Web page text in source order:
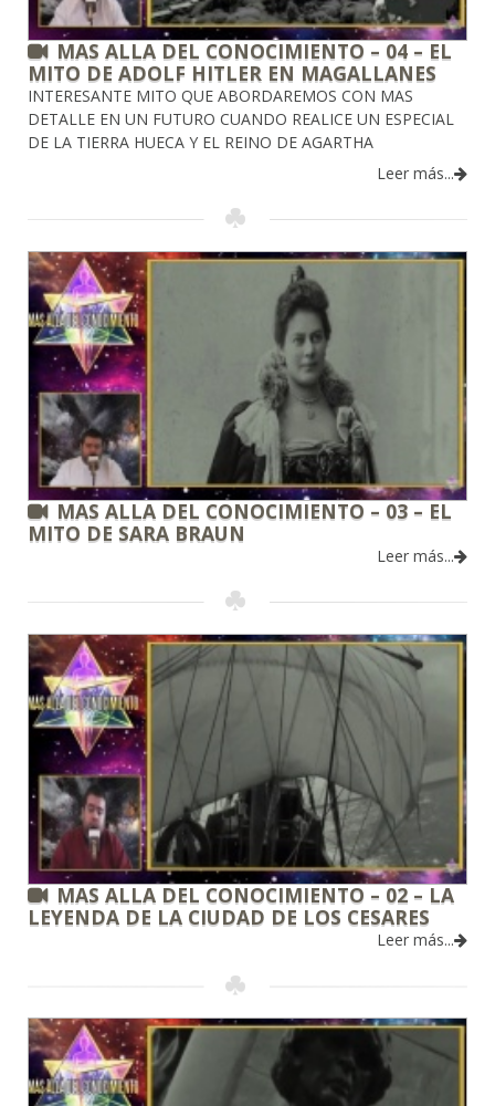
MAS ALLA DEL CONOCIMIENTO – 04 – EL
MITO DE ADOLF HITLER EN MAGALLANES
INTERESANTE MITO QUE ABORDAREMOS CON MAS
DETALLE EN UN FUTURO CUANDO REALICE UN ESPECIAL
DE LA TIERRA HUECA Y EL REINO DE AGARTHA
Leer más...
MAS ALLA DEL CONOCIMIENTO – 03 – EL
MITO DE SARA BRAUN
Leer más...
MAS ALLA DEL CONOCIMIENTO – 02 – LA
LEYENDA DE LA CIUDAD DE LOS CESARES
Leer más...